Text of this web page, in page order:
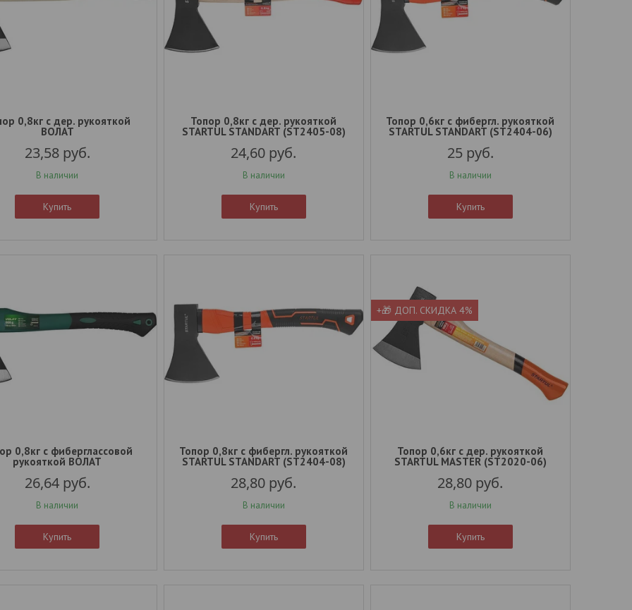
0,8кг с дер. рукояткой
ВОЛАТ
23,58 руб.
В наличии
Купить
Топор 0,8кг с дер. рукояткой
STARTUL STANDART (ST2405-08)
24,60 руб.
В наличии
Купить
Топор 0,6кг с фибергл. рукояткой
STARTUL STANDART (ST2404-06)
25 руб.
В наличии
Купить
0,8кг с фиберглассовой
рукояткой ВОЛАТ
26,64 руб.
В наличии
Купить
Топор 0,8кг с фибергл. рукояткой
STARTUL STANDART (ST2404-08)
28,80 руб.
В наличии
Купить
+🎁 ДОП. СКИДКА 4%
Топор 0,6кг с дер. рукояткой
STARTUL MASTER (ST2020-06)
28,80 руб.
В наличии
Купить